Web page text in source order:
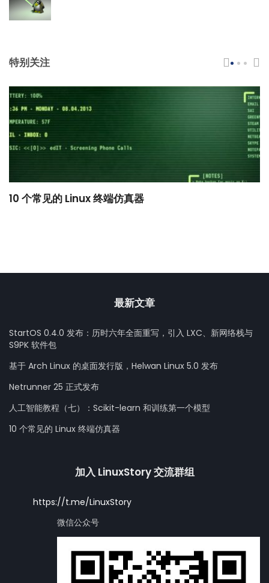
特别关注
10 个常见的 Linux 终端仿真器
最新文章
StartOS 0.4.0 发布：历时六年全面重写，引入 LXC、新网络栈与
S9PK 软件包
基于 Arch Linux 的桌面发行版，Helwan Linux 5.0 发布
Netrunner 25 正式发布
人工智能教程（七）：Scikit-learn 和训练第一个模型
10 个常见的 Linux 终端仿真器
加入 LinuxStory 交流群组
https://t.me/LinuxStory
微信公众号